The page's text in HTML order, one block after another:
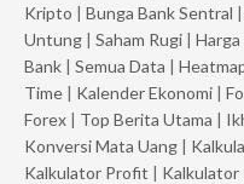
Kripto | Bunga Bank Sentral |
Untung | Saham Rugi | Harga
Bank | Semua Data |
Time | Kalender Ekonomi |
Forex | Top Berita Utama |
Konversi Mata Uang |
Kalkulator Profit | Kalkulator